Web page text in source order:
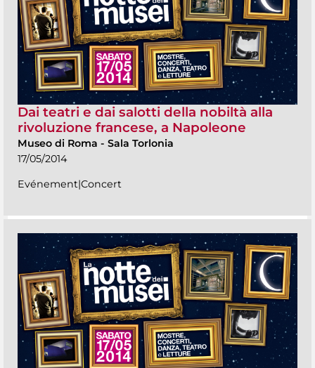
Dai teatri e dai salotti della nobiltà alla
rivoluzione francese, a Napoleone
Museo di Roma - Sala Torlonia
17/05/2014
Evénement|Concert